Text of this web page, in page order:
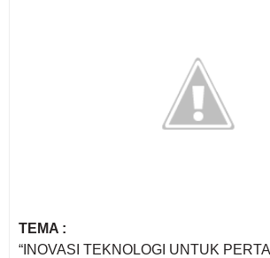
TEMA :
“ INOVASI TEKNOLOGI UNTUK